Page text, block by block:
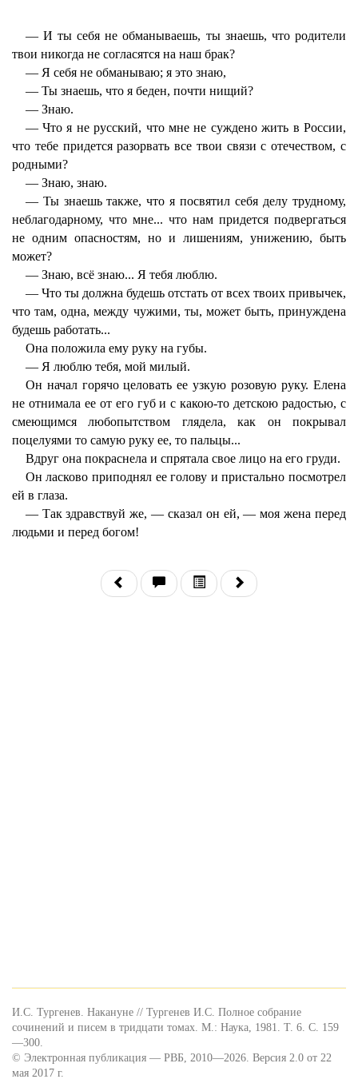
— И ты себя не обманываешь, ты знаешь, что родители
твои никогда не согласятся на наш брак?
— Я себя не обманываю; я это знаю,
— Ты знаешь, что я беден, почти нищий?
— Знаю.
— Что я не русский, что мне не суждено жить в России,
что тебе придется разорвать все твои связи с отечеством, с
родными?
— Знаю, знаю.
— Ты знаешь также, что я посвятил себя делу трудному,
неблагодарному, что мне... что нам придется подвергаться
не одним опасностям, но и лишениям, унижению, быть
может?
— Знаю, всё знаю... Я тебя люблю.
— Что ты должна будешь отстать от всех твоих привычек,
что там, одна, между чужими, ты, может быть, принуждена
будешь работать...
Она положила ему руку на губы.
— Я люблю тебя, мой милый.
Он начал горячо целовать ее узкую розовую руку. Елена
не отнимала ее от его губ и с какою-то детскою радостью, с
смеющимся любопытством глядела, как он покрывал
поцелуями то самую руку ее, то пальцы...
Вдруг она покраснела и спрятала свое лицо на его груди.
Он ласково приподнял ее голову и пристально посмотрел
ей в глаза.
— Так здравствуй же, — сказал он ей, — моя жена перед
людьми и перед богом!
И.С. Тургенев. Накануне // Тургенев И.С. Полное собрание
сочинений и писем в тридцати томах. М.: Наука, 1981. Т. 6. С. 159
—300.
© Электронная публикация — РВБ, 2010—2026. Версия 2.0 от 22
мая 2017 г.